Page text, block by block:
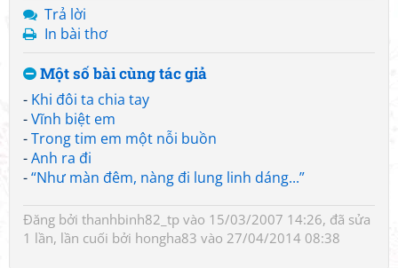
Trả lời
In bài thơ
Một số bài cùng tác giả
- Khi đôi ta chia tay
-Vĩnh biệt em
-Trong tim em một nỗi buồn
-Anh ra đi
-“Như màn đêm, nàng đi lung linh dáng...”
Đăng bởi thanhbinh82_tp vào 15/03/2007 14:26, đã sửa
1 lần, lần cuối bởi hongha83 vào 27/04/2014 08:38